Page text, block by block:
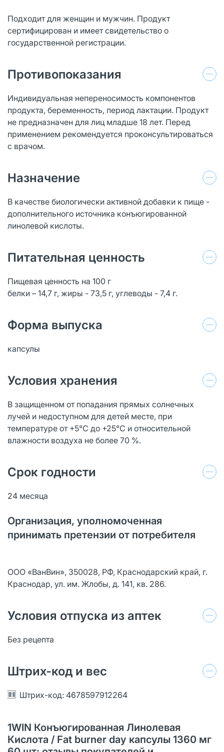
Подходит для женщин и мужчин. Продукт
сертифицирован и имеет свидетельство о
государственной регистрации.
Противопоказания
Индивидуальная непереносимость компонентов
продукта, беременность, период лактации. Продукт
не предназначен для лиц младше 18 лет. Перед
применением рекомендуется проконсультироваться
с врачом.
Назначение
В качестве биологически активной добавки к пище -
дополнительного источника конъюгированной
линолевой кислоты.
Питательная ценность
Пищевая ценность на 100 г
белки – 14,7 г, жиры - 73,5 г, углеводы - 7,4 г.
Форма выпуска
капсулы
Условия хранения
В защищенном от попадания прямых солнечных
лучей и недоступном для детей месте, при
температуре от +5°C до +25°C и относительной
влажности воздуха не более 70 %.
Срок годности
24 месяца
Организация, уполномоченная
принимать претензии от потребителя
ООО «ВанВин», 350028, РФ, Краснодарский край, г.
Краснодар, ул. им. Жлобы, д. 141, кв. 286.
Условия отпуска из аптек
Без рецепта
Штрих-код и вес
Штрих-код: 4678597912264
1WIN Конъюгированная Линолевая
Кислота / Fat burner day капсулы 1360 мг